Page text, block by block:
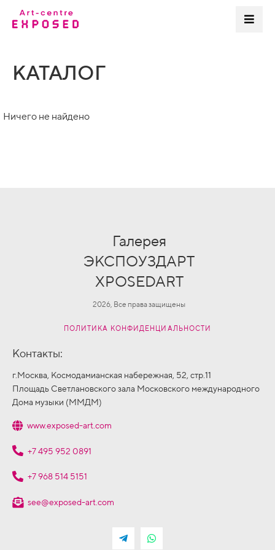
КАТАЛОГ
Ничего не найдено
Галерея
ЭКСПОУЗДАРТ
XPOSEDART
2026, Все права защищены
ПОЛИТИКА КОНФИДЕНЦИАЛЬНОСТИ
Контакты:
г.Москва, Космодамианская набережная, 52, стр.11
Площадь Светлановского зала Московского международного
Дома музыки (ММДМ)
www.exposed-art.com
+7 495 952 0891
+7 968 514 5151
see@exposed-art.com